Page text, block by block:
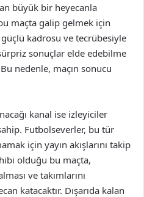
büyük bir heyecanla
maçta galip gelmek için
güçlü kadrosu ve tecrübesiyle
sonuçlar elde edebilme
nedenle, maçın sonucu
kanal ise izleyiciler
Futbolseverler, bu tür
için yayın akışlarını takip
olduğu bu maçta,
ve takımlarını
katacaktır. Dışarıda kalan